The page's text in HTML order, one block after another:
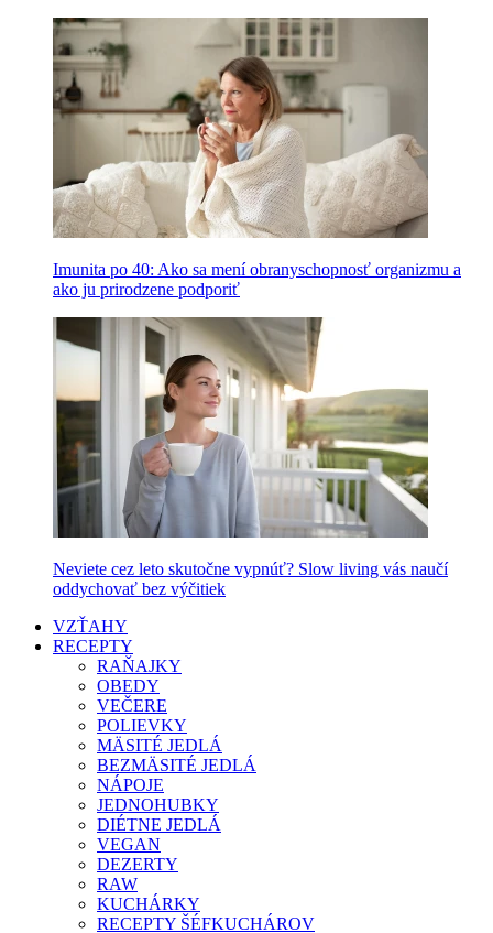
Imunita po 40: Ako sa mení obranyschopnosť organizmu a
ako ju prirodzene podporiť
Neviete cez leto skutočne vypnúť? Slow living vás naučí
oddychovať bez výčitiek
VZŤAHY
RECEPTY
RAŇAJKY
OBEDY
VEČERE
POLIEVKY
MÄSITÉ JEDLÁ
BEZMÄSITÉ JEDLÁ
NÁPOJE
JEDNOHUBKY
DIÉTNE JEDLÁ
VEGAN
DEZERTY
RAW
KUCHÁRKY
RECEPTY ŠÉFKUCHÁROV